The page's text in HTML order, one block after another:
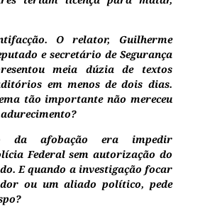
O relator, Guilherme
e secretário de Segurança
meia dúzia de textos
em menos de dois dias.
tão importante não mereceu
da afobação era impedir
Federal sem autorização do
E quando a investigação focar
ou um aliado político, pede